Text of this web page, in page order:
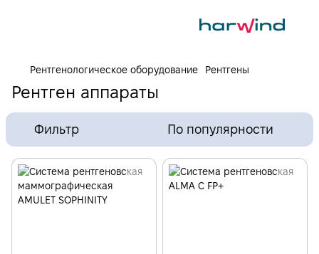
Рентгенологическое оборудование Рентгены
Рентген аппараты
Фильтр По популярности